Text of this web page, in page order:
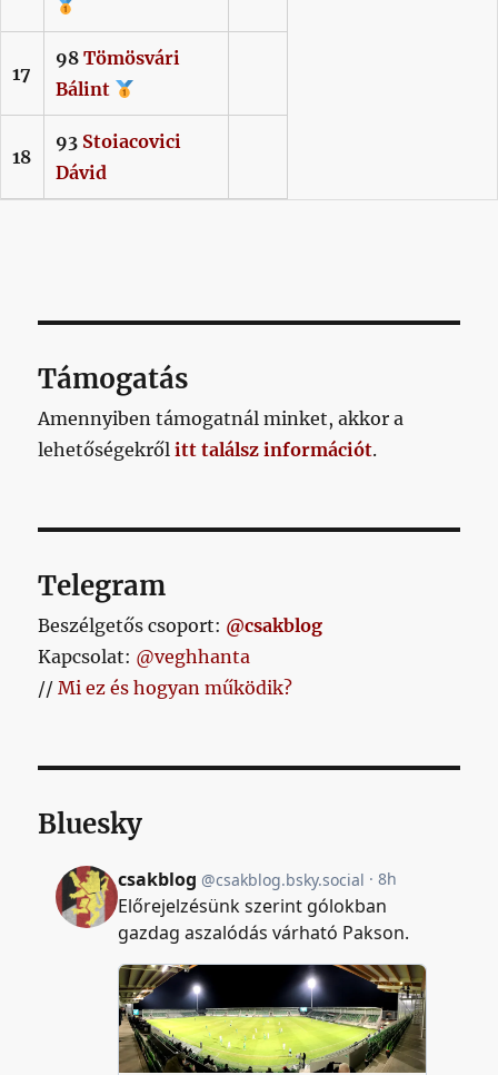
17
98 Tömösvári
Bálint
18
93 Stoiacovici
Dávid
Támogatás
Amennyiben támogatnál minket, akkor a
lehetőségekrőlitt találsz információt.
Telegram
Beszélgetős csoport: @csakblog
Kapcsolat: @veghhanta
//Mi ez és hogyan működik?
Bluesky